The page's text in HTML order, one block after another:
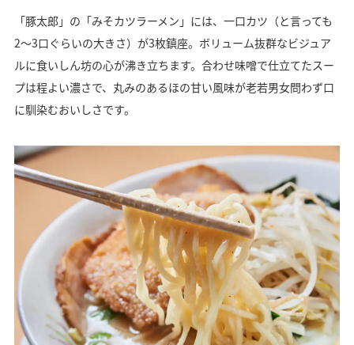
「豚太郎」の「みそカツラーメン」には、一口カツ（と言っても
2〜3口ぐらいの大きさ）が3枚鎮座。ボリューム抜群なビジュア
ルに食いしん坊の心が沸き立ちます。合わせ味噌で仕立てたスー
プは程よい濃さで、丸みのあるほの甘い風味が老若男女問わず口
に馴染むおいしさです。